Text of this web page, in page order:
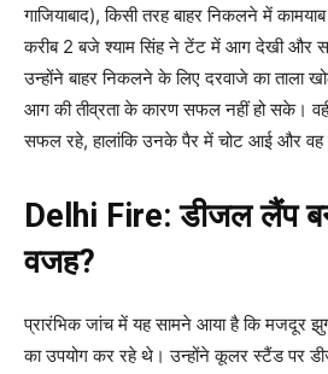
गाजियाबाद), किसी तरह बाहर निकलने में
करीब 2 बजे श्याम सिंह ने टेंट में आग देखी और
उन्होंने बाहर निकलने के लिए दरवाजे का ताला
आग की तीव्रता के कारण सफल नहीं हो सके।
सफल रहे, हालांकि उनके पैर में चोट आई और
Delhi Fire: डीजल लैंप
वजह?
प्रारंभिक जांच में यह सामने आया है कि मजदूर
का उपयोग कर रहे थे। उन्होंने कूलर स्टैंड पर